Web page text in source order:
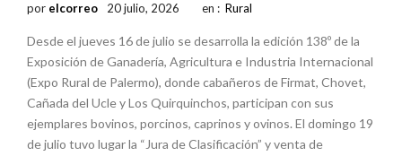
por elcorreo 20 julio, 2026 en : Rural
Desde el jueves 16 de julio se desarrolla la edición 138º de la
Exposición de Ganadería, Agricultura e Industria Internacional
(Expo Rural de Palermo), donde cabañeros de Firmat, Chovet,
Cañada del Ucle y Los Quirquinchos, participan con sus
ejemplares bovinos, porcinos, caprinos y ovinos. El domingo 19
de julio tuvo lugar la “Jura de Clasificación” y venta de